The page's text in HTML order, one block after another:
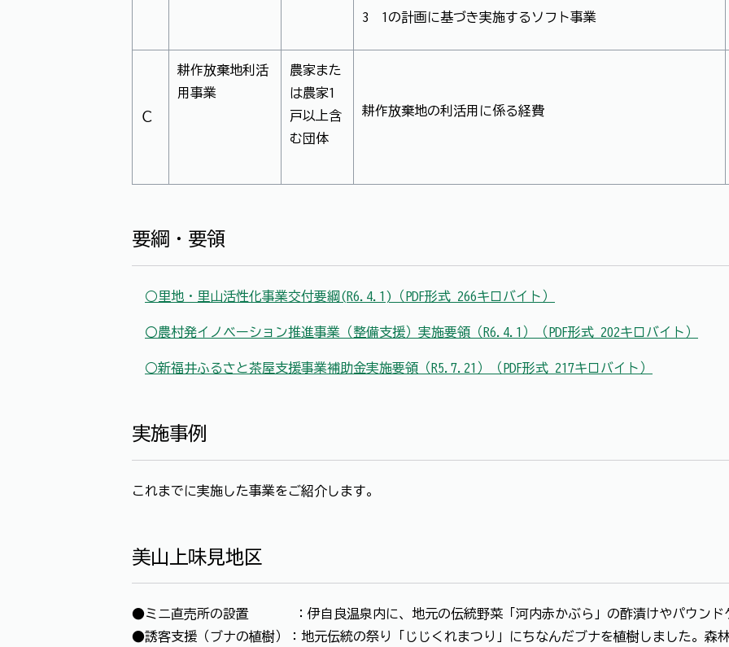
3 1の計画に基づき実施するソフト事業
Ｃ
耕作放棄地利活
用事業
農家また
は農家1
戸以上含
む団体
耕作放棄地の利活用に係る経費
要綱・要領
○里地・里山活性化事業交付要綱(R6.4.1)（PDF形式 266キロバイト）
〇農村発イノベーション推進事業（整備支援）実施要領（R6.4.1）（PDF形式 202キロバイト）
○新福井ふるさと茶屋支援事業補助金実施要領（R5.7.21）（PDF形式 217キロバイト）
実施事例
これまでに実施した事業をご紹介します。
美山上味見地区
●ミニ直売所の設置 ：伊自良温泉内に、地元の伝統野菜「河内赤かぶら」の酢漬けやパウンド
●誘客支援（ブナの植樹）：地元伝統の祭り「じじくれまつり」にちなんだブナを植樹しました。森